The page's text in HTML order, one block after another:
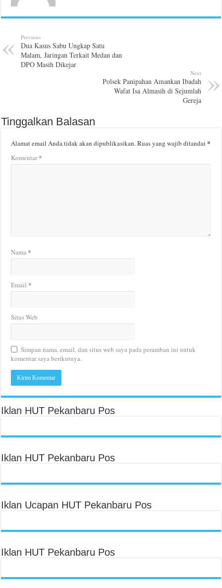
Previous
Dua Kasus Sabu Ungkap Satu
Malam, Jaringan Terkait Medan dan
DPO Masih Dikejar
Next
Polsek Panipahan Amankan Ibadah
Wafat Isa Almasih di Sejumlah
Gereja
Tinggalkan Balasan
Alamat email Anda tidak akan dipublikasikan.Ruas yang wajib ditandai*
Komentar*
Nama *
Email *
Situs Web
Simpan nama, email, dan situs web saya pada peramban ini untuk
komentar saya berikutnya.
Iklan HUT Pekanbaru Pos
Iklan HUT Pekanbaru Pos
Iklan Ucapan HUT Pekanbaru Pos
Iklan HUT Pekanbaru Pos